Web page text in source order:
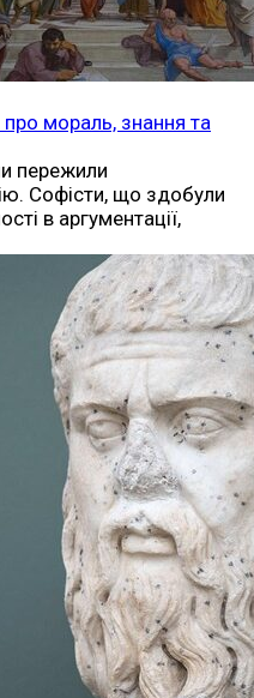
мораль, знання та
пережили
Софісти, що здобули
в аргументації,